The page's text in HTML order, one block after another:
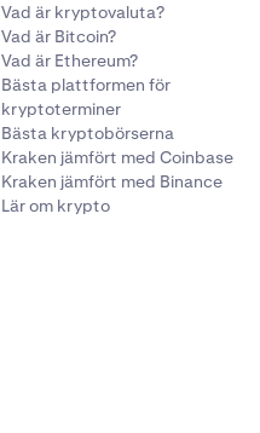
Vad är kryptovaluta?
Vad är Bitcoin?
Vad är Ethereum?
Bästa plattformen för
kryptoterminer
Bästa kryptobörserna
Kraken jämfört med Coinbase
Kraken jämfört med Binance
Lär om krypto